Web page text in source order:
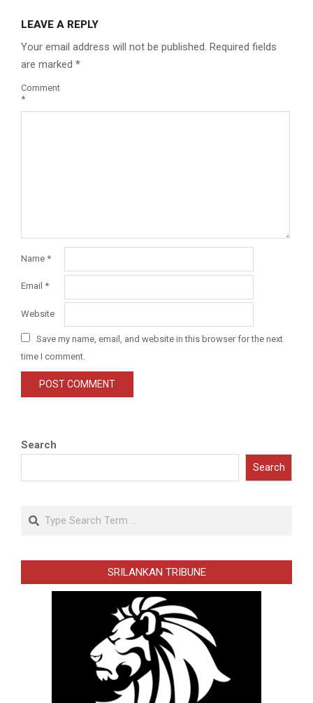
LEAVE A REPLY
Your email address will not be published. Required fields
are marked *
Comment
*
Name *
Email *
Website
Save my name, email, and website in this browser for the next
time I comment.
Search
Search
Search
SRILANKAN TRIBUNE